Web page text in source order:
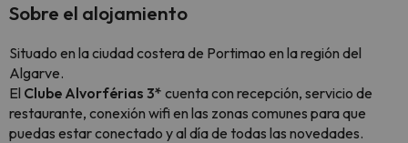
Sobre el alojamiento
Situado en la ciudad costera de Portimao en la región del
Algarve.
El Clube Alvorférias 3* cuenta con recepción, servicio de
restaurante, conexión wifi en las zonas comunes para que
puedas estar conectado y al día de todas las novedades.